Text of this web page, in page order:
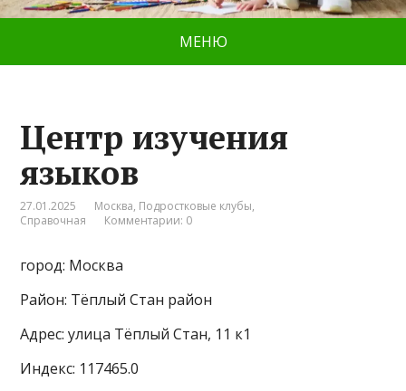
МЕНЮ
Центр изучения
языков
27.01.2025 Москва, Подростковые клубы,
Справочная
Комментарии: 0
город: Москва
Район: Тёплый Стан район
Адрес: улица Тёплый Стан, 11 к1
Индекс: 117465.0